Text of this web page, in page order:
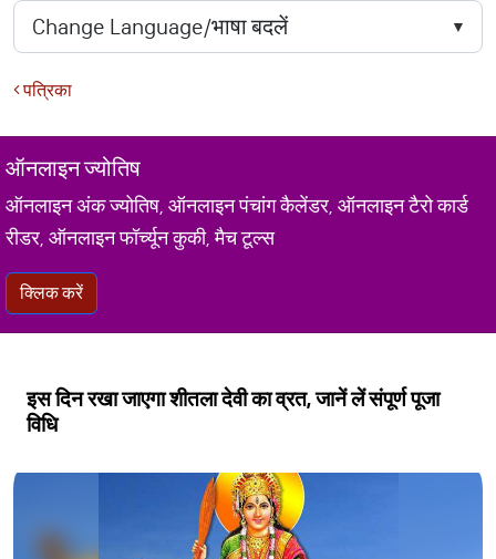
पत्रिका
ऑनलाइन ज्योतिष
ऑनलाइन अंक ज्योतिष, ऑनलाइन पंचांग कैलेंडर, ऑनलाइन टैरो कार्ड
रीडर, ऑनलाइन फॉर्च्यून कुकी, मैच टूल्स
क्लिक करें
इस दिन रखा जाएगा शीतला देवी का व्रत, जानें लें संपूर्ण पूजा
विधि